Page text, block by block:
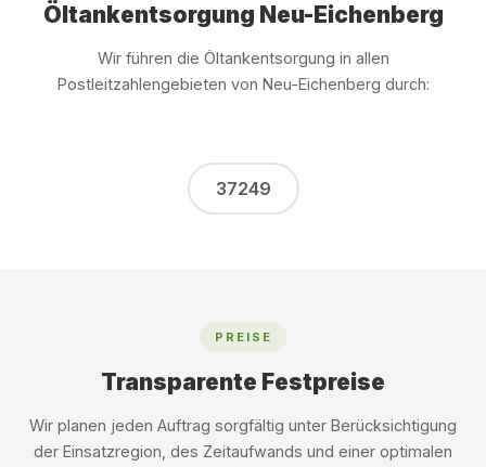
Öltankentsorgung Neu-Eichenberg
Wir führen die Öltankentsorgung in allen
Postleitzahlengebieten von Neu-Eichenberg durch:
37249
PREISE
Transparente Festpreise
Wir planen jeden Auftrag sorgfältig unter Berücksichtigung
der Einsatzregion, des Zeitaufwands und einer optimalen